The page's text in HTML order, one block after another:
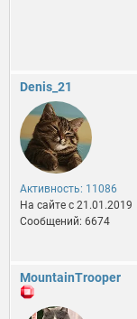
Denis_21
Активность: 11086
На сайте c 21.01.2019
Сообщений: 6674
MountainTrooper